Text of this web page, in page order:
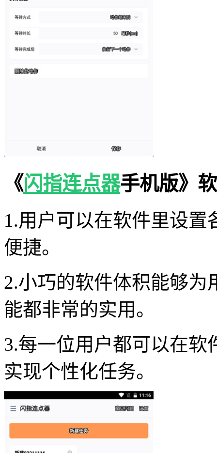
《闪指连点器手机版》
1.用户可以在软件里设
便捷。
2.小巧的软件体积能够
能都非常的实用。
3.每一位用户都可以在
实现个性化任务。